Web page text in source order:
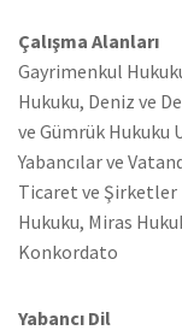
Çalışma Alanları
Gayrimenkul
Hukuku, Deniz ve
ve Gümrük Hukuku
Yabancılar ve
Ticaret ve Şirketler
Hukuku, Miras
Konkordato
Yabancı Dil